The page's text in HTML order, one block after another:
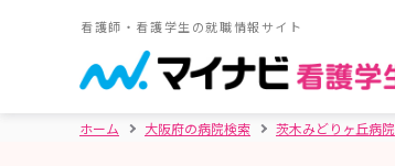
看護師・看護学生の就職情報サイト
ホーム 大阪府の病院検索 茨木みどりヶ丘病院